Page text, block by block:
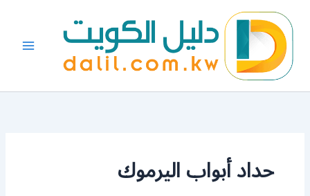
المحتوى
حداد أبواب اليرموك